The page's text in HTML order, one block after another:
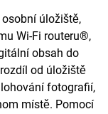
úložiště,
Wi-Fi routeru®,
obsah do
od úložiště
fotografií,
místě. Pomocí